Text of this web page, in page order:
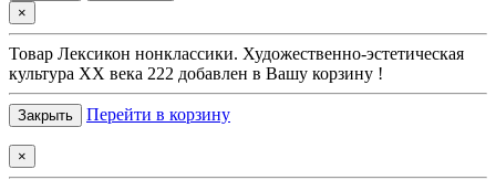
×
Товар Лексикон нонклассики. Художественно-эстетическая
культура XX века 222 добавлен в Вашу корзину !
Закрыть Перейти в корзину
×